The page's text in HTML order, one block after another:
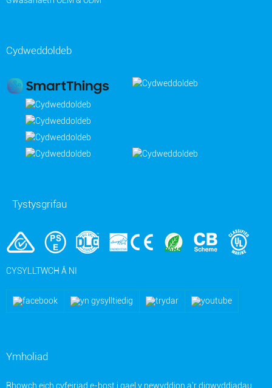
Cydweddoldeb
Tystysgrifau
CYSYLLTWCH Â NI
Ymholiad
Rhowch eich cyfeiriad e-bost i gael y newyddion a'r digwyddiadau